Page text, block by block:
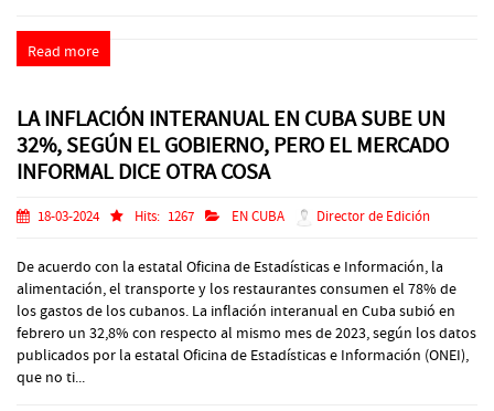
Read more
LA INFLACIÓN INTERANUAL EN CUBA SUBE UN
32%, SEGÚN EL GOBIERNO, PERO EL MERCADO
INFORMAL DICE OTRA COSA
18-03-2024 Hits: 1267 EN CUBA Director de Edición
De acuerdo con la estatal Oficina de Estadísticas e Información, la
alimentación, el transporte y los restaurantes consumen el 78% de
los gastos de los cubanos. La inflación interanual en Cuba subió en
febrero un 32,8% con respecto al mismo mes de 2023, según los datos
publicados por la estatal Oficina de Estadísticas e Información (ONEI),
que no ti...